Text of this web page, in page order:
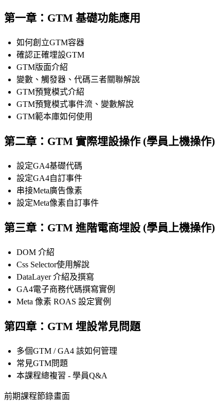
第一章：GTM 基礎功能應用
如何創立GTM容器
確認正確埋設GTM
GTM版面介紹
變數、觸發器、代碼三者關聯解說
GTM預覽模式介紹
GTM預覽模式事件流、變數解說
GTM範本庫如何使用
第二章：GTM 實際埋設操作 (學員上機操作)
設定GA4基礎代碼
設定GA4自訂事件
串接Meta廣告像素
設定Meta像素自訂事件
第三章：GTM 進階電商埋設 (學員上機操作)
DOM 介紹
Css Selector使用解說
DataLayer 介紹及撰寫
GA4電子商務代碼撰寫實例
Meta 像素 ROAS 設定實例
第四章：GTM 埋設常見問題
多個GTM / GA4 該如何管理
常見GTM問題
本課程總複習 - 學員Q&A
前期課程節錄畫面